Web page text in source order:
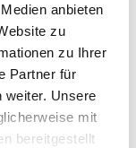
anbieten
zu
zu Ihrer
Partner für
weiter. Unsere
mit
bereitgestellt
mit Bypass
/ SE1MP